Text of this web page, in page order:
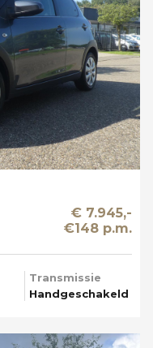
€ 7.945,-
€148 p.m.
Transmissie
Handgeschakeld